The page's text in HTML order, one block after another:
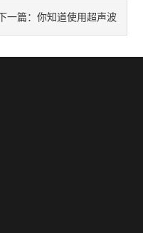
下一篇： 你知道使用超声波